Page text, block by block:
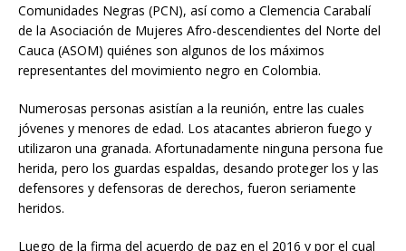
Comunidades Negras (PCN), así como a Clemencia Carabalí
de la Asociación de Mujeres Afro-descendientes del Norte del
Cauca (ASOM) quiénes son algunos de los máximos
representantes del movimiento negro en Colombia.
Numerosas personas asistían a la reunión, entre las cuales
jóvenes y menores de edad. Los atacantes abrieron fuego y
utilizaron una granada. Afortunadamente ninguna persona fue
herida, pero los guardas espaldas, desando proteger los y las
defensores y defensoras de derechos, fueron seriamente
heridos.
Luego de la firma del acuerdo de paz en el 2016 y por el cual